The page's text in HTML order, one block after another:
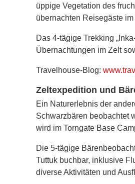
üppige Vegetation des
übernachten Reisegäste
Das 4-tägige Trekking
Übernachtungen im Zelt
Travelhouse-Blog:
Zeltexpedition und
Ein Naturerlebnis der
Schwarzbären beobachtet
wird im Torngate Base
Die 5-tägige
Tuttuk buchbar, inklusive
diverse Aktivitäten und